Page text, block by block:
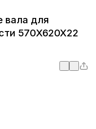
вала для
570X620X22